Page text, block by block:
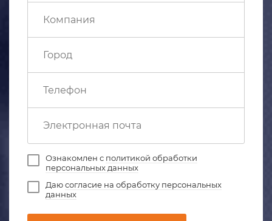
Ознакомлен с политикой обработки
персональных данных
Даюсогласие на обработку персональных
данных